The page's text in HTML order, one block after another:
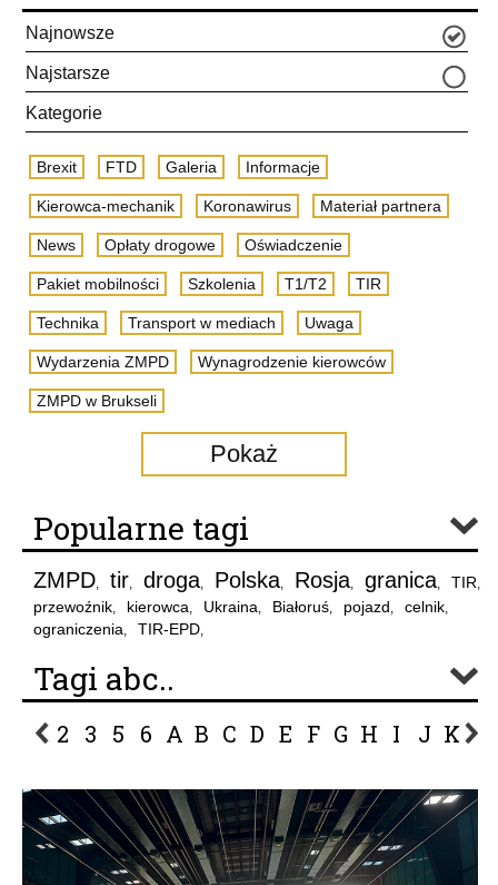
Najnowsze
Najstarsze
Kategorie
Brexit FTD Galeria Informacje
Kierowca-mechanik Koronawirus Materiał partnera
News Opłaty drogowe Oświadczenie
Pakiet mobilności Szkolenia T1/T2 TIR
Technika Transport w mediach Uwaga
Wydarzenia ZMPD Wynagrodzenie kierowców
ZMPD w Brukseli
Pokaż
Popularne tagi
ZMPD, tir, droga, Polska, Rosja, granica, TIR,
przewoźnik, kierowca, Ukraina, Białoruś, pojazd, celnik,
ograniczenia, TIR-EPD,
Tagi abc..
2 3 5 6 A B C D E F G H I J K L